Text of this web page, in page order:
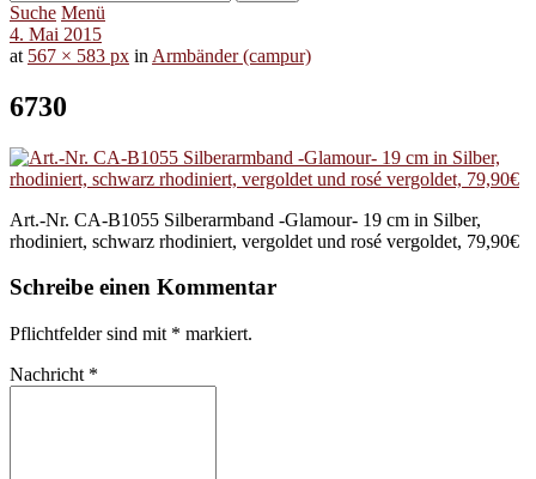
Suche Menü
4. Mai 2015
at 567 × 583 px in Armbänder (campur)
6730
Art.-Nr. CA-B1055 Silberarmband -Glamour- 19 cm in Silber,
rhodiniert, schwarz rhodiniert, vergoldet und rosé vergoldet, 79,90€
Schreibe einen Kommentar
Pflichtfelder sind mit * markiert.
Nachricht *